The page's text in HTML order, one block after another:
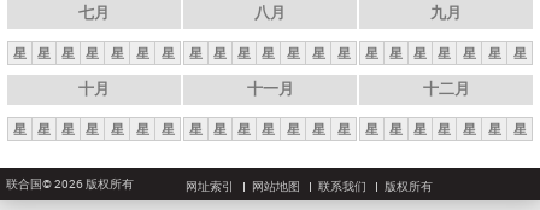
七月
星 星 星 星 星 星 星
八月
星 星 星 星 星 星 星
九月
星 星 星 星 星 星 星
十月
星 星 星 星 星 星 星
十一月
星 星 星 星 星 星 星
十二月
星 星 星 星 星 星 星
联合国© 2026 版权所有 网址索引 网站地图 联系我们 版权所有